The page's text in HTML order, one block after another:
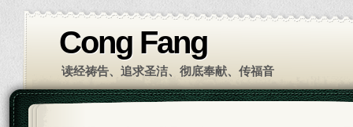
Cong Fang
读经祷告、追求圣洁、彻底奉献、传福音